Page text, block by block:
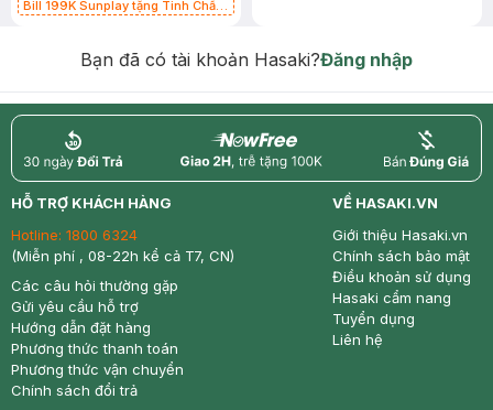
Bill 199K Sunplay tặng Tinh Chất
Bạn đã có tài khoản Hasaki?Đăng nhập
return nowfree price
HỖ TRỢ KHÁCH HÀNG
Hotline: 1800 6324
(Miễn phí , 08-22h kể cả T7, CN)
Các câu hỏi thường gặp
Gửi yêu cầu hỗ trợ
Hướng dẫn đặt hàng
Phương thức thanh toán
Phương thức vận chuyển
Chính sách đổi trả
VỀ HASAKI.VN
Giới thiệu Hasaki.vn
Chính sách bảo mật
Điều khoản sử dụng
Hasaki cẩm nang
Tuyển dụng
Liên hệ